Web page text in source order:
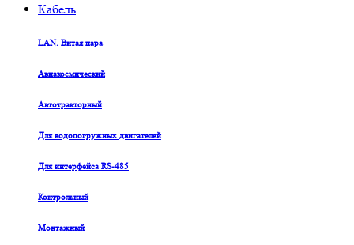
Кабель
LAN. Витая пара
Авиакосмический
Автотракторный
Для водопогружных двигателей
Для интерфейса RS-485
Контрольный
Монтажный